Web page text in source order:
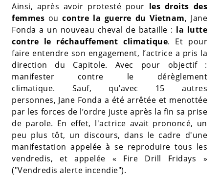
Ainsi, après avoir protesté pour les droits des
femmes oucontre la guerre du Vietnam, Jane
Fonda a un nouveau cheval de bataille : la lutte
contre le réchauffement climatique. Et pour
faire entendre son engagement, l’actrice a pris la
direction du Capitole. Avec pour objectif :
manifester contre le dérèglement
climatique. Sauf, qu’avec 15 autres
personnes, Jane Fonda a été arrêtée et menottée
par les forces de l’ordre juste après la fin sa prise
de parole. En effet, l'actrice avait prononcé, un
peu plus tôt, un discours, dans le cadre d'une
manifestation appelée à se reproduire tous les
vendredis, et appelée « Fire Drill Fridays »
("Vendredis alerte incendie").